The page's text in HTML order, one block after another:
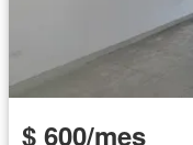
$ 600/mes